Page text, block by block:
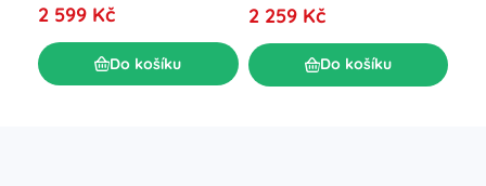
2 599 Kč
Do košíku
2 259 Kč
Do košíku